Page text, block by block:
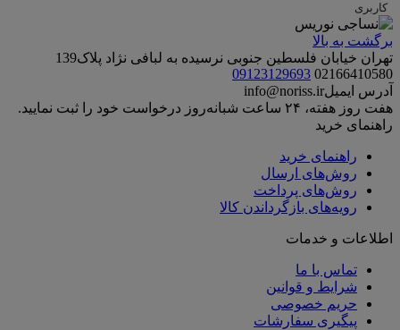
کاربری
برگشت به بالا
تهران خیابان فلسطین جنوبی نرسیده به لبافی نژاد پلاک139
02166410580
09123129693
آدرس ایمیلinfo@noriss.ir
هفت روز هفته، ۲۴ ساعت شبانه‌روز درخواست خود را ثبت نمایید.
راهنمای خرید
راهنمای خرید
روش‌های ارسال
روش‌های پرداخت
رویه‌های بازگرداندن کالا
اطلاعات و خدمات
تماس با ما
شرایط و قوانین
حریم خصوصی
پیگیری سفارشات